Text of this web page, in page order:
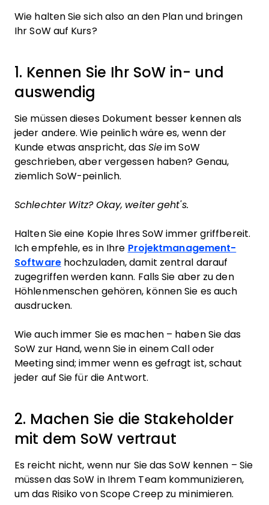
Wie halten Sie sich also an den Plan und bringen
Ihr SoW auf Kurs?
1. Kennen Sie Ihr SoW in- und
auswendig
Sie müssen dieses Dokument besser kennen als
jeder andere. Wie peinlich wäre es, wenn der
Kunde etwas anspricht, das Sie im SoW
geschrieben, aber vergessen haben? Genau,
ziemlich SoW-peinlich.
Schlechter Witz? Okay, weiter geht's.
Halten Sie eine Kopie Ihres SoW immer griffbereit.
Ich empfehle, es in Ihre Projektmanagement-
Softwarehochzuladen, damit zentral darauf
zugegriffen werden kann. Falls Sie aber zu den
Höhlenmenschen gehören, können Sie es auch
ausdrucken.
Wie auch immer Sie es machen – haben Sie das
SoW zur Hand, wenn Sie in einem Call oder
Meeting sind; immer wenn es gefragt ist, schaut
jeder auf Sie für die Antwort.
2. Machen Sie die Stakeholder
mit dem SoW vertraut
Es reicht nicht, wenn nur Sie das SoW kennen – Sie
müssen das SoW in Ihrem Team kommunizieren,
um das Risiko von Scope Creep zu minimieren.